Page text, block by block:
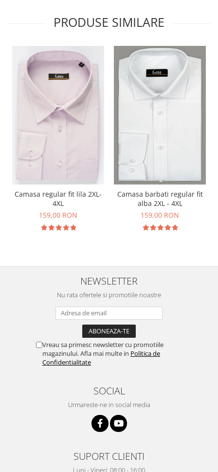
PRODUSE SIMILARE
Camasa regular fit lila 2XL-
4XL
159,00 RON
Camasa barbati regular fit
alba 2XL - 4XL
159,00 RON
NEWSLETTER
Nu rata ofertele si promotiile noastre
Vreau sa primesc newsletter cu promotiile
magazinului. Afla mai multe in Politica de
Confidentialitate
SOCIAL
Urmareste-ne in social media
SUPORT CLIENTI
Luni - Vineri: 08:00 - 16:00